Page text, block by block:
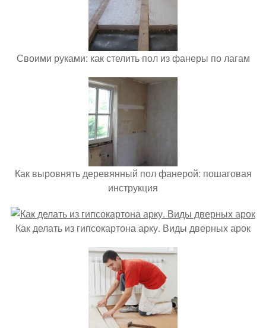
Своими руками: как стелить пол из фанеры по лагам
Как выровнять деревянный пол фанерой: пошаговая
инструкция
Как делать из гипсокартона арку. Виды дверных арок